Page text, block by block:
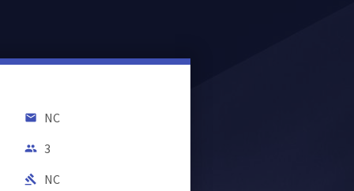
email NC
people 3
gavel NC